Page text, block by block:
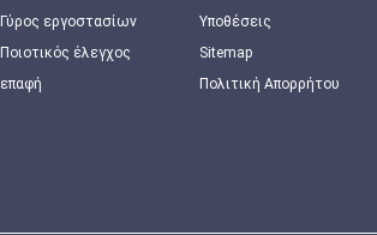
Γύρος εργοστασίων
Ποιοτικός έλεγχος
επαφή
Υποθέσεις
Sitemap
Πολιτική Απορρήτου